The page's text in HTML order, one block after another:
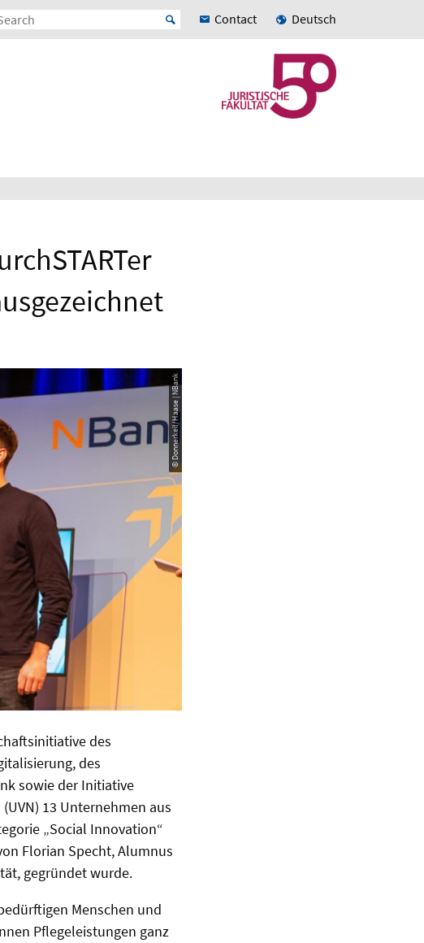
Contact Deutsch
© Donnerkeil/Haase | NBank
des
des
sowie der Initiative
13 Unternehmen aus
„Social Innovation“
Florian Specht, Alumnus
gegründet wurde.
Menschen und
Pflegeleistungen ganz